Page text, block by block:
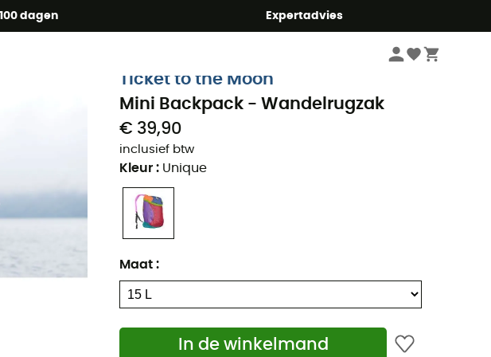
100 dagen Expertadvies
met code Summer5
Wandelrugzakken
Ticket to the Moon
Mini Backpack - Wandelrugzak
€ 39,90
inclusief btw
Kleur : Unique
Maat :
In de winkelmand